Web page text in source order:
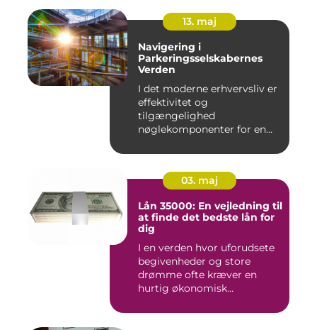
13. maj
Navigering i
Parkeringsselskabernes
Verden
I det moderne erhvervsliv er
effektivitet og
tilgængelighed
nøglekomponenter for en
03. maj
Lån 35000: En vejledning til
at finde det bedste lån for
dig
I en verden hvor uforudsete
begivenheder og store
drømme ofte kræver en
hurtig økonomisk